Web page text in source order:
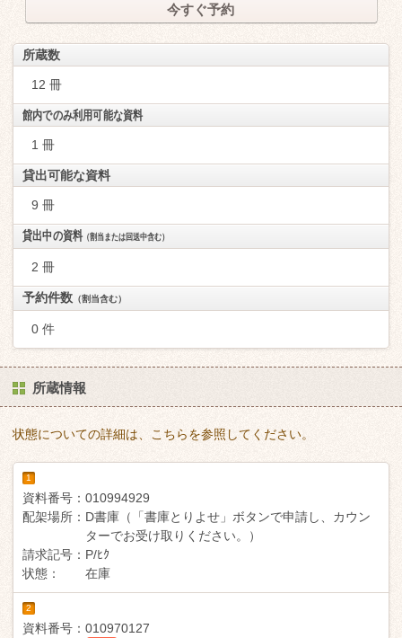
今すぐ予約
所蔵数
12 冊
館内でのみ利用可能な資料
1 冊
貸出可能な資料
9 冊
貸出中の資料（割当または回送中含む）
2 冊
予約件数 （割当含む）
0 件
所蔵情報
状態についての詳細は、こちらを参照してください。
1
資料番号： 010994929
配架場所： D書庫（「書庫とりよせ」ボタンで申請し、カウン
ターでお受け取りください。）
請求記号： P/ﾋｸ
状態：
在庫
2
資料番号： 010970127